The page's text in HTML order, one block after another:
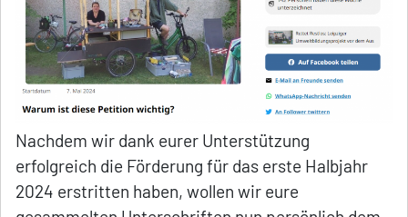
Nachdem wir dank eurer Unterstützung
erfolgreich die Förderung für das erste Halbjahr
2024 erstritten haben, wollen wir eure